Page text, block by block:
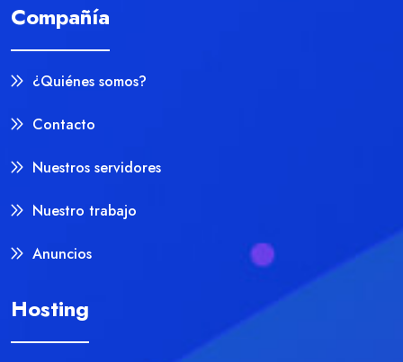
Compañía
¿Quiénes somos?
Contacto
Nuestros servidores
Nuestro trabajo
Anuncios
Hosting